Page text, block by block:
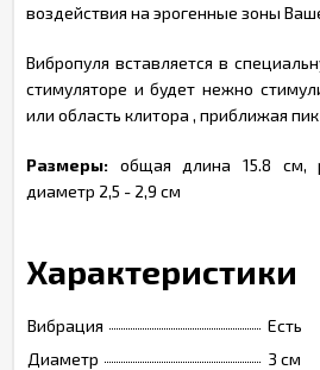
воздействия на эрогенные зоны
Вибропуля вставляется в
стимуляторе и будет нежно
или область клитора , приближая
Размеры: общая длина 15.8 см,
диаметр 2,5 - 2,9 см
Характеристики
Вибрация
Есть
Диаметр
3 см